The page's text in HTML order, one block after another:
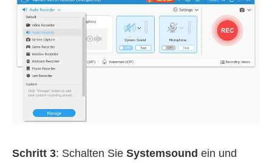
Schritt 3: Schalten Sie Systemsound ein und